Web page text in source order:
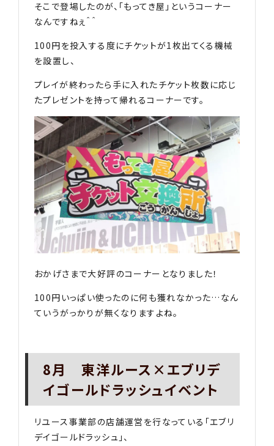
そこで登場したのが、「もってき屋」というコーナー
なんですねぇ＾＾
100円を投入する度にチケットが1枚出てくる機械
を設置し、
プレイが終わったら手に入れたチケット枚数に応じ
たプレゼントを持って帰れるコーナーです。
おかげさまで大好評のコーナーとなりました！
100円いっぱい使ったのに何も獲れなかった…なん
ていうがっかりが無くなりますよね。
8月 東洋ルース×エブリデ
イゴールドラッシュイベント
リユース事業部の店舗運営を行なっている「エブリ
デイゴールドラッシュ」、